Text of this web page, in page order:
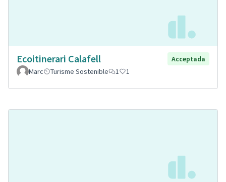
Ecoitinerari Calafell
Acceptada
Marc
Turisme Sostenible 1 1